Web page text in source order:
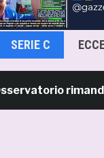
SERIE C
rimanda la